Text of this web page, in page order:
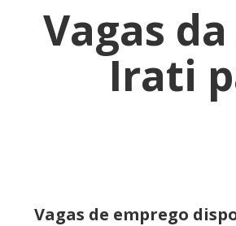
Vagas
Irati
Vagas de emprego